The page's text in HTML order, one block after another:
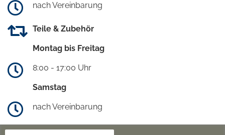
nach Vereinbarung
Teile & Zubehör
Montag bis Freitag
8:00 - 17:00 Uhr
Samstag
nach Vereinbarung